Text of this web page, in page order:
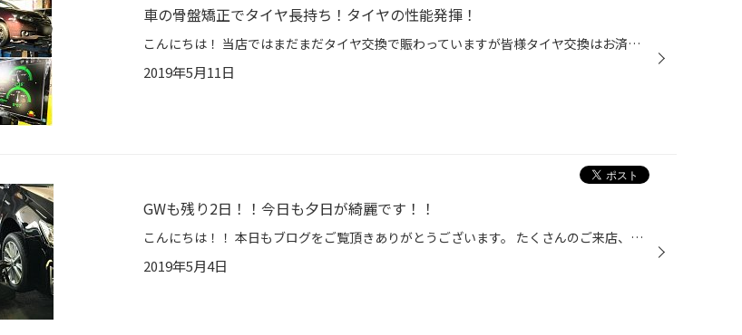
車の骨盤矯正でタイヤ長持ち！タイヤの性能発揮！
こんにちは！ 当店ではまだまだタイヤ交換で賑わっていますが皆様タイヤ交換はお済みですか？ タイヤ交換の後はこれからのドライブシーズンに向けてのメンテナンスも大事です。 楽しく安心してお過ごし頂けるよう無料の点検だけでもさせて頂きます。 さて、本日ご紹介したいのは『アライメント』！...
2019年5月11日
GWも残り2日！！今日も夕日が綺麗です！！
こんにちは！！ 本日もブログをご覧頂きありがとうございます。 たくさんのご来店、ご予約もありがとうございました！！ GW中も元気に営業中です！！ 明日は子供の日！！天気も良いみたいです☺ まだまだ遠出される方も ゆっくり過ごされる方も 長いGWも、残すところ2日です！！ 疲れたお車のメンテ...
2019年5月4日